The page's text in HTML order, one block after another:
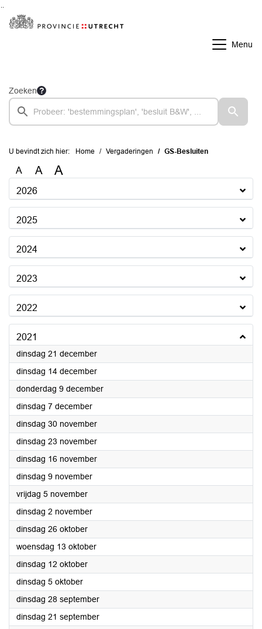
Menu
Zoeken
U bevindt zich hier: Home Vergaderingen GS-Besluiten
A A A
2026
2025
2024
2023
2022
2021
dinsdag 21 december2021
dinsdag 14 december2021
donderdag 9 december2021
dinsdag 7 december2021
dinsdag 30 november2021
dinsdag 23 november2021
dinsdag 16 november2021
dinsdag 9 november2021
vrijdag 5 november2021
dinsdag 2 november2021
dinsdag 26 oktober2021
woensdag 13 oktober2021
dinsdag 12 oktober2021
dinsdag 5 oktober2021
dinsdag 28 september2021
dinsdag 21 september2021